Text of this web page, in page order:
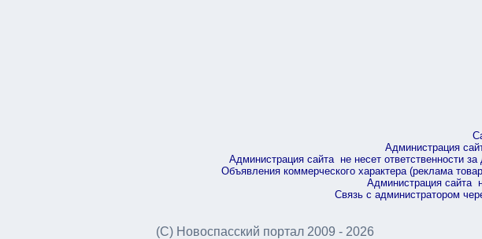
Администрация
Администрация сайта не несет ответственности
Объявления коммерческого характера (реклама
Администрация сайта
Связь с администратором
(С) Новоспасский портал 2009 - 2026